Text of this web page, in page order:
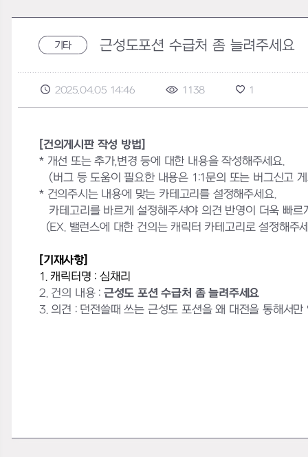
기타 근성도포션 수급처 좀 늘려주세요
2025.04.05 14:46 1138 1
[건의게시판 작성 방법]
* 개선 또는 추가,변경 등에 대한 내용을 작성해주세요.
(버그 등 도움이 필요한 내용은 1:1문의 또는 버그신고
* 건의주시는 내용에 맞는 카테고리를 설정해주세요.
카테고리를 바르게 설정해주셔야 의견 반영이 더욱 빠르
(EX. 밸런스에 대한 건의는 캐릭터 카테고리로 설정해주
[기재사항]
1. 캐릭터명 : 심채리
2. 건의 내용 : 근성도 포션 수급처 좀 늘려주세요
3. 의견 : 던전쓸때 쓰는 근성도 포션을 왜 대전을 통해서